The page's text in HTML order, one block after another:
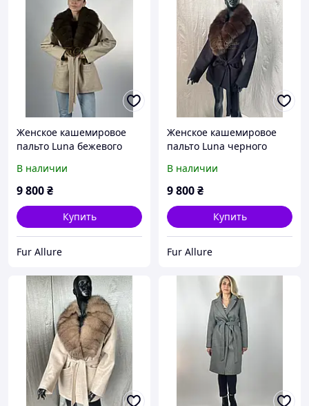
Женское кашемировое
пальто Luna бежевого
мехом финского песца.
42-56 размеры
В наличии
9 800₴
Купить
Fur Allure
Женское кашемировое
пальто Luna черного
мехом финского песца.
42-56 размеры
В наличии
9 800₴
Купить
Fur Allure